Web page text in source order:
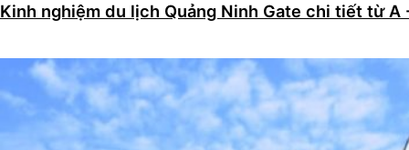
Kinh nghiệm du lịch Quảng Ninh Gate chi tiết từ A